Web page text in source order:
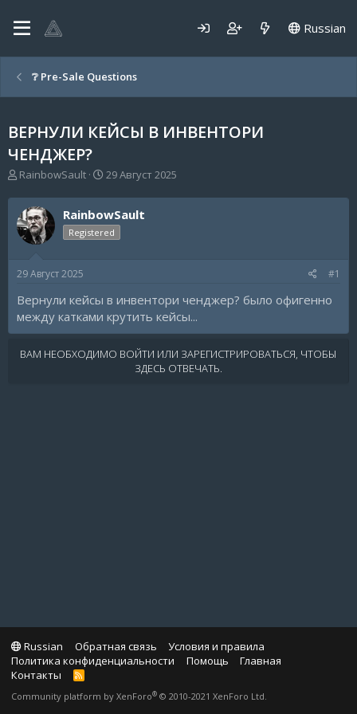
Russian
❔ Pre-Sale Questions
ВЕРНУЛИ КЕЙСЫ В ИНВЕНТОРИ
ЧЕНДЖЕР?
А
т
о
р
м
RainbowSault
Д
т
а
н
а
29 Август 2025
RainbowSault
Registered
29 Август 2025 #1
Вернули кейсы в инвентори ченджер? было офигенно
между катками крутить кейсы...
ВАМ НЕОБХОДИМО ВОЙТИ ИЛИ ЗАРЕГИСТРИРОВАТЬСЯ, ЧТОБЫ
ЗДЕСЬ ОТВЕЧАТЬ.
Russian Обратная связь
Условия и правила
Политика конфиденциальности
Помощь
Главная
Контакты
R
S
Community platform by XenForo® © 2010-2021 XenForo Ltd.